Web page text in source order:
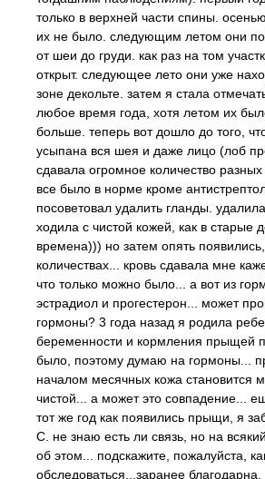
только в верхней части спины.
их не было. следующим летом они
от шеи до груди. как раз на том
открыт. следующее лето они уже
зоне декольте. затем я стала
любое время года, хотя летом их
больше. теперь вот дошло до того,
усыпана вся шея и даже лицо (лоб
сдавала огромное количество разных
все было в норме кроме
посоветовал удалить гланды.
ходила с чистой кожей, как в старые
времена))) но затем опять
количествах... кровь сдавала мне
что только можно было... а вот из
эстрадиол и прогестерон... может
гормоны? 3 года назад я родила
беременности и кормления прыщей
было, поэтому думаю на гормоны...
началом месячных кожа становится
чистой... а может это совпадение...
тот же год как появились прыщи, я
С. не знаю есть ли связь, но на
об этом... подскажите, пожалуйста,
обследоваться...заранее благодарна.